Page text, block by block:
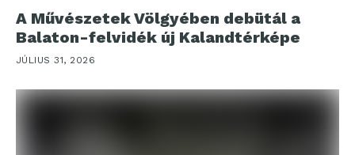
A Művészetek Völgyében debütál a
Balaton-felvidék új Kalandtérképe
JÚLIUS 31, 2026